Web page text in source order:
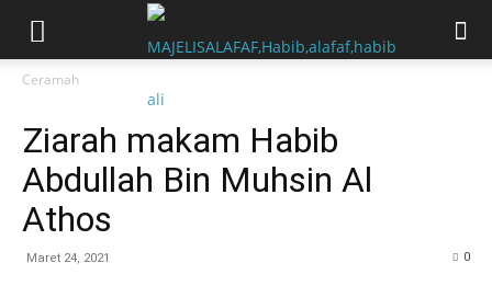
Ceramah
Ziarah makam Habib
Abdullah Bin Muhsin Al
Athos
Maret 24, 2021 0